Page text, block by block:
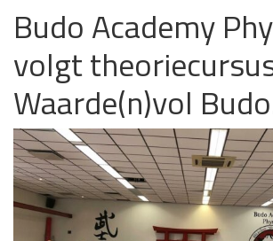
Budo Academy
volgt
Waarde(n)vol